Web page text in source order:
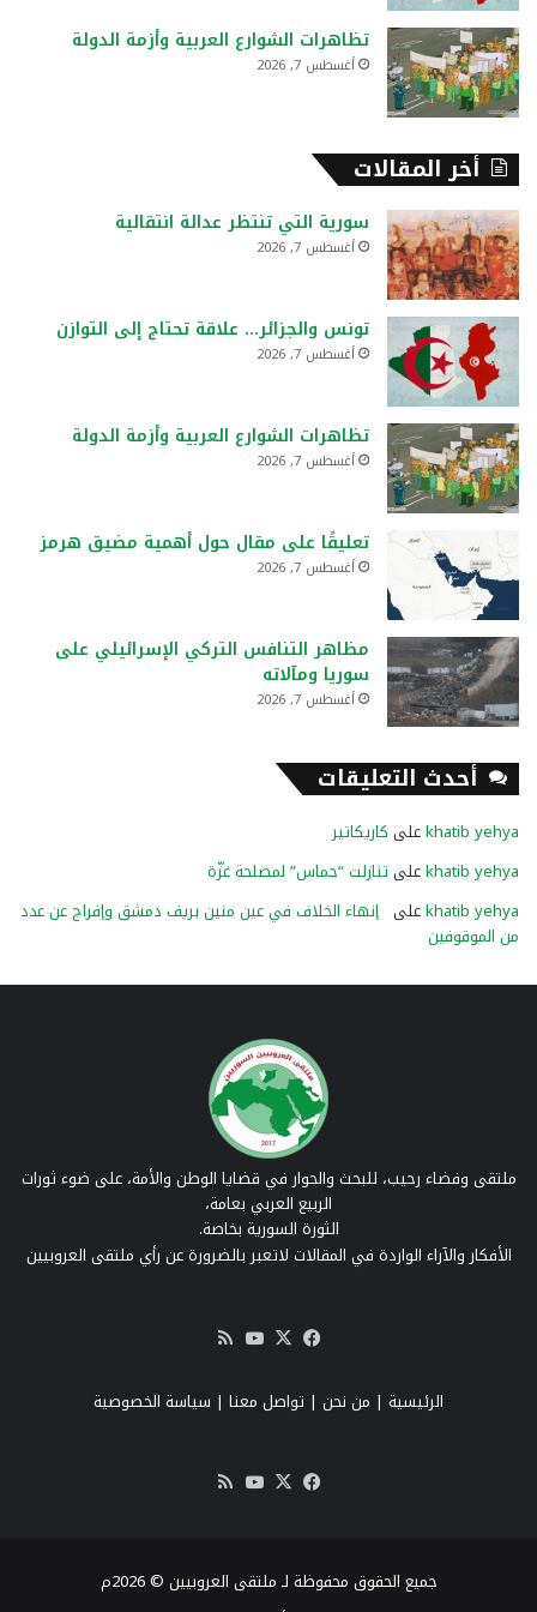
تظاهرات الشوارع العربية وأزمة الدولة
أغسطس 7, 2026
أخر المقالات
سورية التي تنتظر عدالة انتقالية
أغسطس 7, 2026
تونس والجزائر… علاقة تحتاج إلى التوازن
أغسطس 7, 2026
تظاهرات الشوارع العربية وأزمة الدولة
أغسطس 7, 2026
تعليقًا على مقال حول أهمية مضيق هرمز
أغسطس 7, 2026
مظاهر التنافس التركي الإسرائيلي على
سوريا ومآلاته
أغسطس 7, 2026
أحدث التعليقات
khatib yehyaعلى كاريكاتير
khatib yehyaعلى تنازلت “حماس” لمصلحة غزّة
khatib yehyaعلى إنهاء الخلاف في عين منين بريف دمشق وإفراج عن عدد
من الموقوفين
ملتقى وفضاء رحيب، للبحث والحوار في قضايا الوطن والأمة، على ضوء ثورات
الربيع العربي بعامة،
الثورة السورية بخاصة.
الأفكار والآراء الواردة في المقالات لاتعبر بالضرورة عن رأي ملتقى العروبيين
فيسبوك
‫X
‫YouTube
RSS
الرئيسية | من نحن | تواصل معنا | سياسة الخصوصية
فيسبوك
‫X
‫YouTube
جميع الحقوق محفوظة لـ ملتقى العروبيين © 2026م